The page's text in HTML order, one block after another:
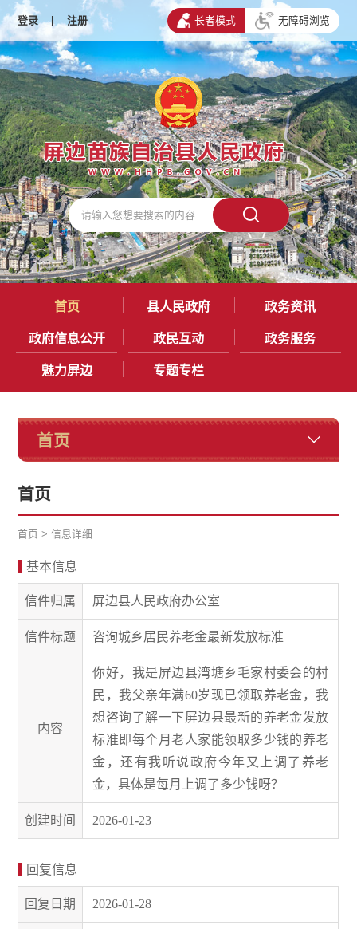
登录 | 注册 长者模式 无障碍浏览
首页 县人民政府 政务资讯
政府信息公开 政民互动 政务服务
魅力屏边 专题专栏
首页
首页
首页 >信息详细
基本信息
信件归属 屏边县人民政府办公室
信件标题 咨询城乡居民养老金最新发放标准
内容
你好，我是屏边县湾塘乡毛家村委会的村
民，我父亲年满60岁现已领取养老金，我
想咨询了解一下屏边县最新的养老金发放
标准即每个月老人家能领取多少钱的养老
金，还有我听说政府今年又上调了养老
金，具体是每月上调了多少钱呀？
创建时间 2026-01-23
回复信息
回复日期 2026-01-28